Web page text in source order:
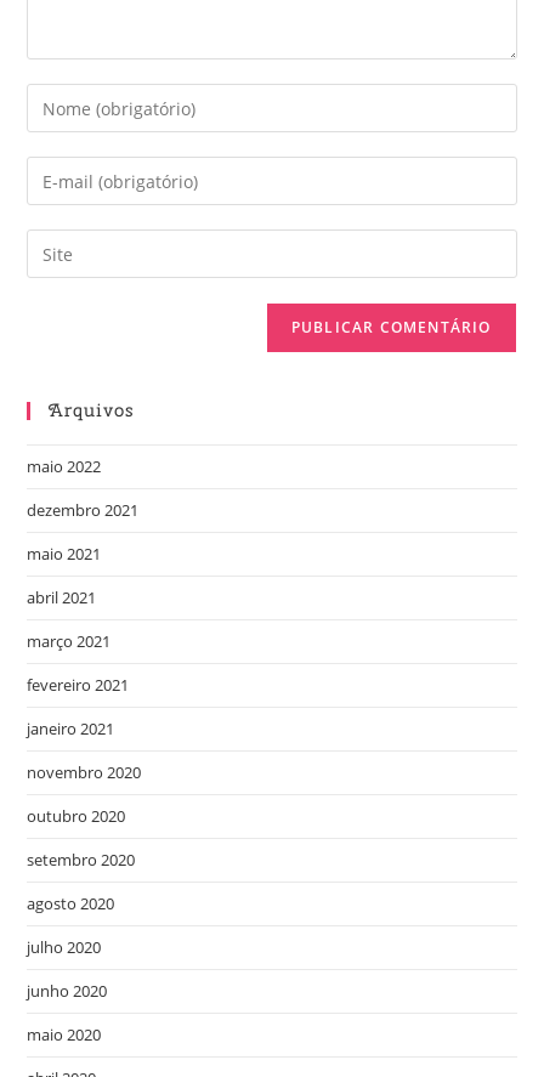
Arquivos
maio 2022
dezembro 2021
maio 2021
abril 2021
março 2021
fevereiro 2021
janeiro 2021
novembro 2020
outubro 2020
setembro 2020
agosto 2020
julho 2020
junho 2020
maio 2020